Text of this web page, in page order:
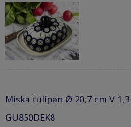
Miska tulipan Ø 20,7 cm V 1,3
GU850DEK8